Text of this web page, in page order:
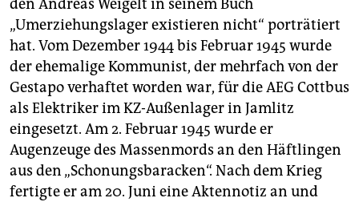
den Andreas Weigelt in seinem Buch
„Umerziehungslager existieren nicht“ porträtiert
hat. Vom Dezember 1944 bis Februar 1945 wurde
der ehemalige Kommunist, der mehrfach von der
Gestapo verhaftet worden war, für die AEG Cottbus
als Elektriker im KZ-Außenlager in Jamlitz
eingesetzt. Am 2. Februar 1945 wurde er
Augenzeuge des Massenmords an den Häftlingen
aus den „Schonungsbaracken“. Nach dem Krieg
fertigte er am 20. Juni eine Aktennotiz an und